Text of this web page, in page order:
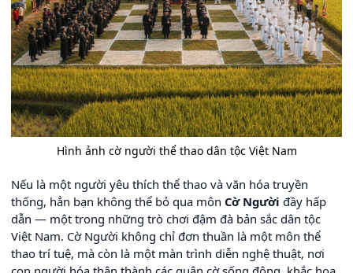
Hình ảnh cờ người thể thao dân tộc Việt Nam
Nếu là một người yêu thích thể thao và văn hóa truyền
thống, hẳn bạn không thể bỏ qua môn Cờ Người đầy hấp
dẫn — một trong những trò chơi đậm đà bản sắc dân tộc
Việt Nam. Cờ Người không chỉ đơn thuần là một môn thể
thao trí tuệ, mà còn là một màn trình diễn nghệ thuật, nơi